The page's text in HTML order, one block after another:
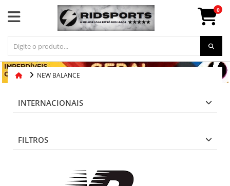
0
NEW BALANCE
INTERNACIONAIS
FILTROS